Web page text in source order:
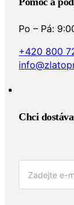
Po – Pá:
+420 800
Chci